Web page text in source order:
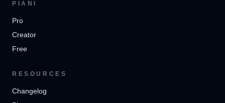
PIANI
Pro
Creator
Free
RESOURCES
Changelog